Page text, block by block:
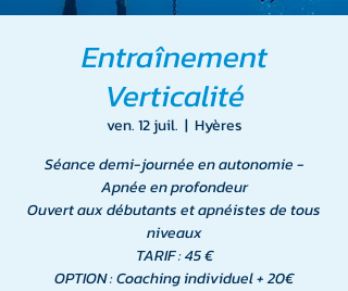
Entraînement
Verticalité
ven. 12 juil.
  |
Hyères
Séance demi-journée en autonomie -
Apnée en profondeur
Ouvert aux débutants et apnéistes de tous
niveaux
TARIF : 45 €
OPTION : Coaching individuel + 20€